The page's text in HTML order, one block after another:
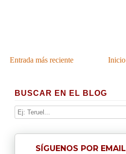
Entrada más reciente Inicio
BUSCAR EN EL BLOG
SÍGUENOS POR EMAIL